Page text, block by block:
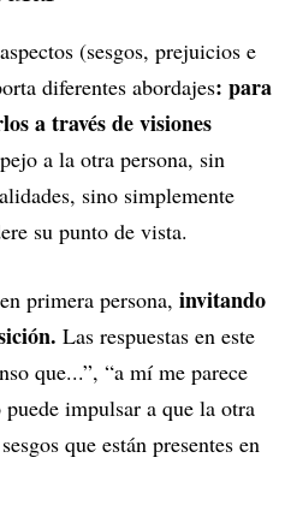
(sesgos, prejuicios e
diferentes abordajes: para
a través de visiones
a la otra persona, sin
sino simplemente
su punto de vista.
primera persona, invitando
Las respuestas en este
que...”, “a mí me parece
impulsar a que la otra
que están presentes en